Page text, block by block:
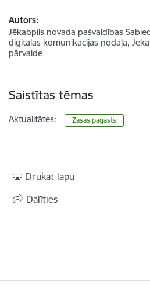
Autors:
Jēkabpils novada pašvaldības
digitālās komunikācijas nodaļa,
pārvalde
Saistītas tēmas
Aktualitātes: Zasas pagasts
Drukāt lapu
Dalīties